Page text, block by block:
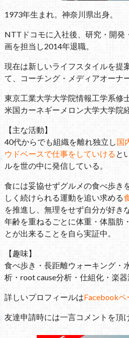
1973年生まれ。神奈川県出身。
NTTドコモに入社後、研究・開発
画を担当し2014年退職。
現在は新しいライフスタイルを提
て、コーチング・メディアオーナ
東京工業大学大学院情報工学系修
米国カーネギーメロン大学大学院
【主な活動】
40代からでも組織を離れ独立し 国
ウドベースで仕事をしていける と
ルを世の中に発信している。
食には妥協せずグルメの食べ歩き
しく続けられる運動を追い求める
を推進し、無理をせず自分が好き
年齢を重ねるごとに体重・体脂肪
とが出来ることを自ら実証中。
【趣味】
食べ歩き・長距離ウォーキング・
析・root cause分析・仕組化・楽
詳しいプロフィールはFacebookペ
友達申請時には一言コメントを頂